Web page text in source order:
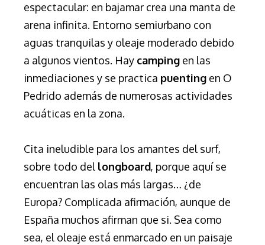
espectacular: en bajamar crea una manta de
arena infinita. Entorno semiurbano con
aguas tranquilas y oleaje moderado debido
a algunos vientos. Hay camping en las
inmediaciones y se practica puenting en O
Pedrido además de numerosas actividades
acuáticas en la zona.
Cita ineludible para los amantes del surf,
sobre todo del longboard, porque aquí se
encuentran las olas más largas… ¿de
Europa? Complicada afirmación, aunque de
España muchos afirman que si. Sea como
sea, el oleaje está enmarcado en un paisaje